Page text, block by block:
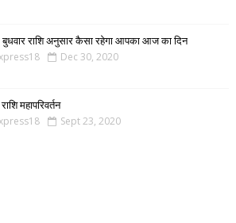
बुधवार राशि अनुसार कैसा रहेगा आपका आज का दिन
Dec 30, 2020
महापरिवर्तन
Sept 23, 2020